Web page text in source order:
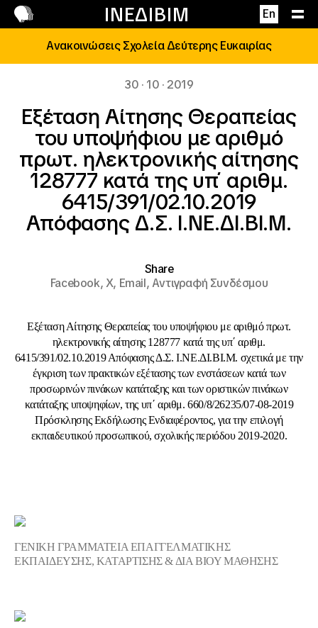
ΙΝΕΔΙΒΙΜ En
Επικοινωνία
Ανακοινώσεις Σχολεία Δεύτερης Ευκαιρίας
30 · 10 · 2019
Εξέταση Αίτησης Θεραπείας
του υποψήφιου με αριθμό
πρωτ. ηλεκτρονικής αίτησης
128777 κατά της υπ΄ αριθμ.
6415/391/02.10.2019
Απόφασης Δ.Σ. Ι.ΝΕ.ΔΙ.ΒΙ.Μ.
Share
Facebook,X, Email,Αντιγραφή Συνδέσμου
Εξέταση Αίτησης Θεραπείας του υποψήφιου με αριθμό πρωτ.
ηλεκτρονικής αίτησης 128777 κατά της υπ΄ αριθμ.
6415/391/02.10.2019 Απόφασης Δ.Σ. Ι.ΝΕ.ΔΙ.ΒΙ.Μ. σχετικά με την
έγκριση των πρακτικών εξέτασης των ενστάσεων κατά των
προσωρινών πινάκων κατάταξης και των οριστικών πινάκων
κατάταξης υποψηφίων, της υπ΄ αριθμ. 660/8/26235/07-08-2019
Πρόσκλησης Εκδήλωσης Ενδιαφέροντος, για την επιλογή
εκπαιδευτικού προσωπικού, σχολικής περιόδου 2019-2020.
ΓΕΝΙΚΗ ΓΡΑΜΜΑΤΕΙΑ ΕΠΑΓΓΕΛΜΑΤΙΚΗΣ
ΕΚΠΑΙΔΕΥΣΗΣ, ΚΑΤΑΡΤΙΣΗΣ & ΔΙΑ ΒΙΟΥ ΜΑΘΗΣΗΣ